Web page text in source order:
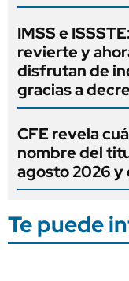
IMSS e
revierte y
disfrutan de
gracias a
CFE revela
nombre del
agosto 2026 y
Te puede